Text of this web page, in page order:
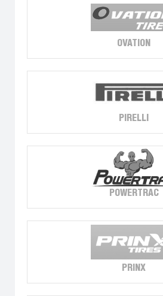
OVATION
PIRELLI
POWERTRAC
PRINX